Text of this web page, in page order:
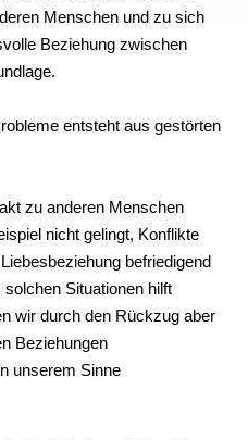
Menschen und zu sich
Beziehung zwischen
entsteht aus gestörten
zu anderen Menschen
nicht gelingt, Konflikte
befriedigend
Situationen hilft
wir durch den Rückzug aber
Beziehungen
unserem Sinne